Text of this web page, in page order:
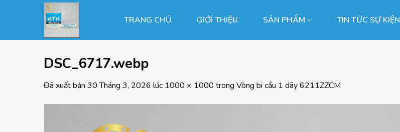
dung
TRANG CHỦ GIỚI THIỆU SẢN PHẨM TIN TỨC SỰ KIỆN
DSC_6717.webp
Đã xuất bản 30 Tháng 3, 2026 lúc 1000 × 1000 trong Vòng bi cầu 1 dãy 6211ZZCM